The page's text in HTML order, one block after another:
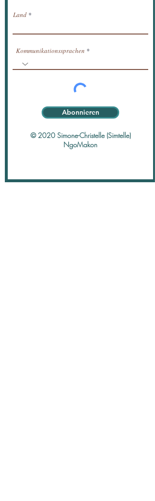
Land
Kommunikationssprachen
Abonnieren
© 2020 Simone-Christelle (Simtelle)
NgoMakon